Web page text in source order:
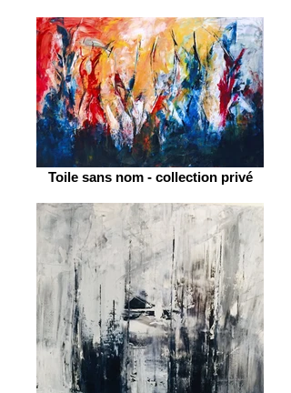
Toile sans nom - collection privé